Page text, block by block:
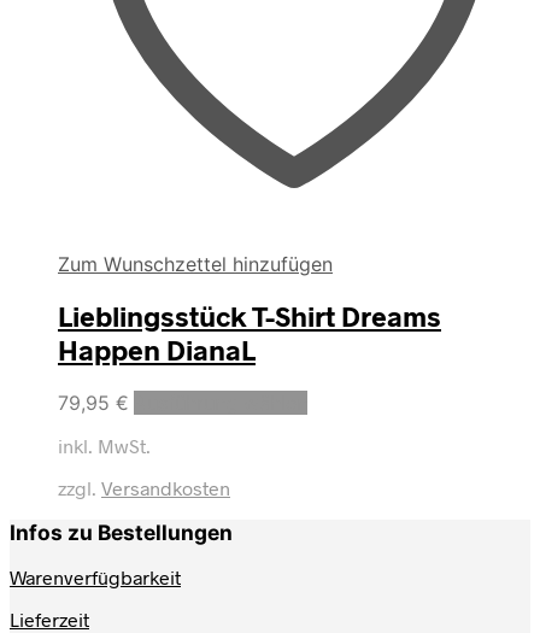
Zum Wunschzettel hinzufügen
Lieblingsstück T-Shirt Dreams
Happen DianaL
79,95 €
inkl. MwSt.
zzgl. Versandkosten
Infos zu Bestellungen
Warenverfügbarkeit
Lieferzeit